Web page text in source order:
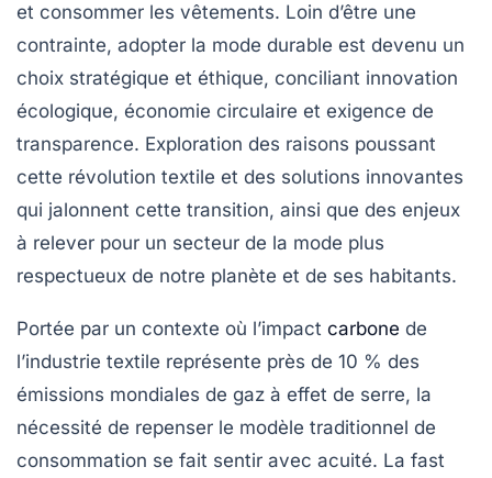
et consommer les vêtements. Loin d’être une
contrainte, adopter la mode durable est devenu un
choix stratégique et éthique, conciliant innovation
écologique, économie circulaire et exigence de
transparence. Exploration des raisons poussant
cette révolution textile et des solutions innovantes
qui jalonnent cette transition, ainsi que des enjeux
à relever pour un secteur de la mode plus
respectueux de notre planète et de ses habitants.
Portée par un contexte où l’impact carbone de
l’industrie textile représente près de 10 % des
émissions mondiales de gaz à effet de serre, la
nécessité de repenser le modèle traditionnel de
consommation se fait sentir avec acuité. La fast